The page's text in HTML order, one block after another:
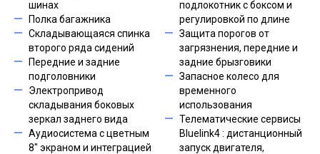
шинах
Полка багажника
Складывающаяся спинка
второго ряда сидений
Передние и задние
подголовники
Электропривод
складывания боковых
зеркал заднего вида
Аудиосистема с цветным
8" экраном и интеграцией
подлокотник с боксом и
регулировкой по длине
Защита порогов от
загрязнения, передние и
задние брызговики
Запасное колесо для
временного
использования
Телематические сервисы
Bluelink4 : дистанционный
запуск двигателя,